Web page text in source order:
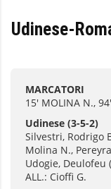
Udinese-
MARCATORI
15' MOLINA N.,
Udinese (3-5-2)
Silvestri, Rodrigo
Molina N.,
Udogie, Deulofeu
ALL.: Cioffi G.